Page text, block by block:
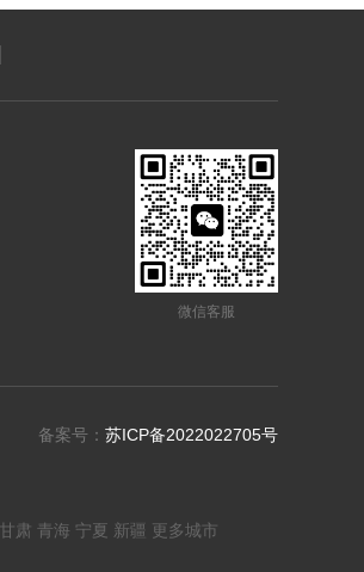
微信客服
备案号： 苏ICP备2022022705号
甘肃 青海 宁夏 新疆 更多城市